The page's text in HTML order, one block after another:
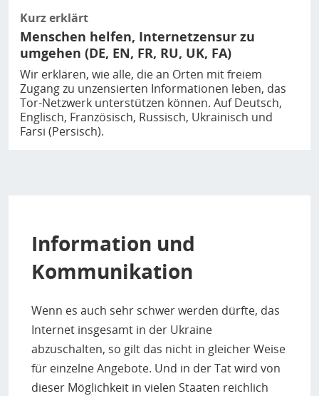
Kurz erklärt
Menschen helfen, Internetzensur zu
umgehen (DE, EN, FR, RU, UK, FA)
Wir erklären, wie alle, die an Orten mit freiem
Zugang zu unzensierten Informationen leben, das
Tor-Netzwerk unterstützen können. Auf Deutsch,
Englisch, Französisch, Russisch, Ukrainisch und
Farsi (Persisch).
Information und
Kommunikation
Wenn es auch sehr schwer werden dürfte, das
Internet insgesamt in der Ukraine
abzuschalten, so gilt das nicht in gleicher Weise
für einzelne Angebote. Und in der Tat wird von
dieser Möglichkeit in vielen Staaten reichlich